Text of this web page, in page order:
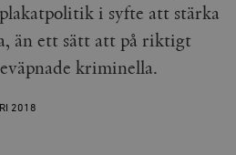
i syfte att stärka
än ett sätt att på riktigt
kriminella.
2018